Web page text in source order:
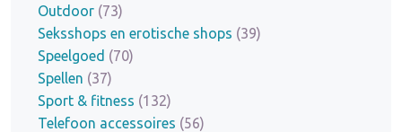
Outdoor (73)
Seksshops en erotische shops (39)
Speelgoed (70)
Spellen (37)
Sport & fitness (132)
Telefoon accessoires (56)